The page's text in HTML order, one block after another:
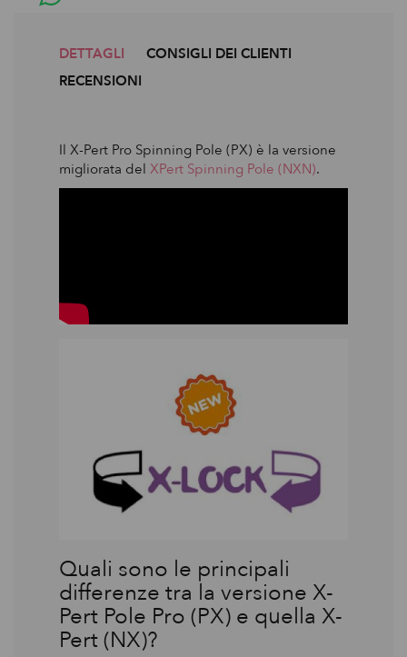
DETTAGLI
CONSIGLI DEI CLIENTI
RECENSIONI
Il X-Pert Pro Spinning Pole (PX) è la versione
migliorata del XPert Spinning Pole (NXN).
Quali sono le principali
differenze tra la versione X-
Pert Pole Pro (PX) e quella X-
Pert (NX)?